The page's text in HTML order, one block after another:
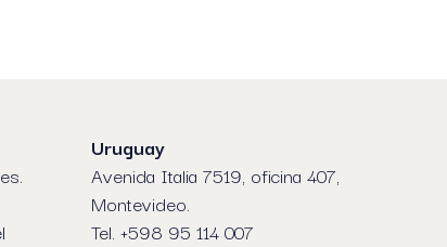
Uruguay
Avenida Italia 7519, oficina 407,
Montevideo.
Tel. +598 95 114 007